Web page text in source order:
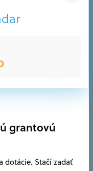
grantovú
dotácie. Stačí zadať